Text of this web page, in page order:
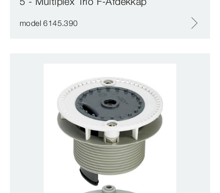
model 6145.390